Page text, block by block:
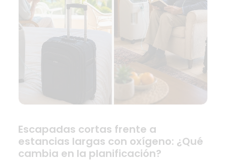
Escapadas cortas frente a
estancias largas con oxígeno: ¿Qué
cambia en la planificación?